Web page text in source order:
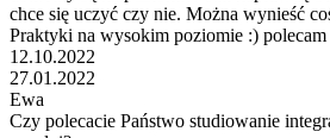
chce się uczyć czy nie. Można wynieść
Praktyki na wysokim poziomie :) polecam
12.10.2022
27.01.2022
Ewa
Czy polecacie Państwo studiowanie